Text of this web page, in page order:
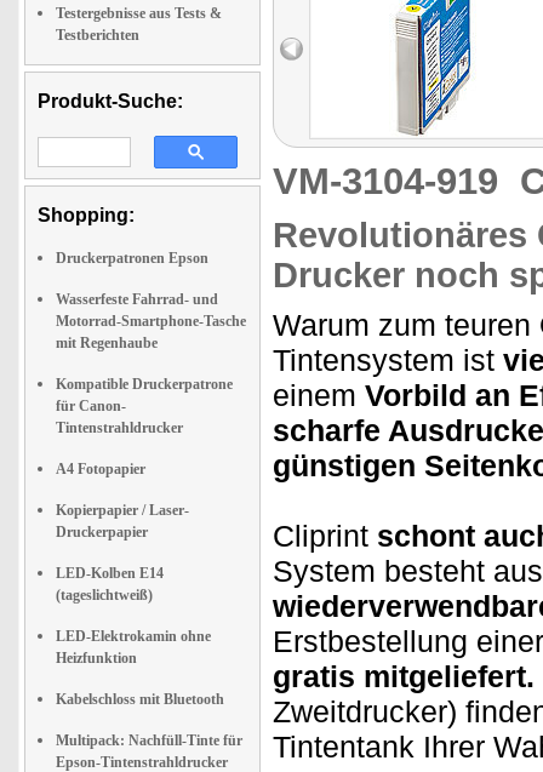
Testergebnisse aus Tests &
Testberichten
Produkt-Suche:
Shopping:
Druckerpatronen Epson
Wasserfeste Fahrrad- und
Motorrad-Smartphone-Tasche
mit Regenhaube
Kompatible Druckerpatrone
für Canon-
Tintenstrahldrucker
A4 Fotopapier
Kopierpapier / Laser-
Druckerpapier
LED-Kolben E14
(tageslichtweiß)
LED-Elektrokamin ohne
Heizfunktion
Kabelschloss mit Bluetooth
Multipack: Nachfüll-Tinte für
Epson-Tintenstrahldrucker
VM-3104-919
Revolutionäres
Drucker noch
Warum zum
Tintensystem ist
einem Vorbild an
scharfe Ausdrucke
günstigen
Cliprint schont
System besteht
Erstbestellung
gratis mitgeliefert.
Zweitdrucker)
Tintentank Ihrer